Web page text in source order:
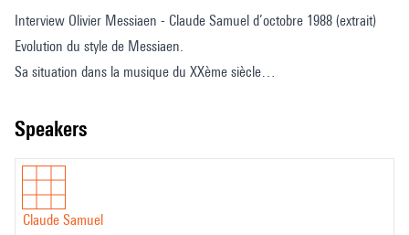
Interview Olivier Messiaen - Claude Samuel d’octobre 1988 (extrait)
Evolution du style de Messiaen.
Sa situation dans la musique du XXème siècle
speakers
Claude Samuel